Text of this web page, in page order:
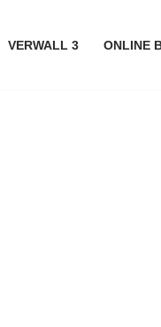
VERWALL 3 ONLINE